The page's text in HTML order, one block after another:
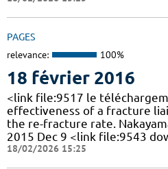
PAGES
relevance: 100%
18 février 2016
<link file:9517 le
effectiveness of a fracture
the re-fracture rate.
2015 Dec 9 <link file:9543
18/02/2026 15:25